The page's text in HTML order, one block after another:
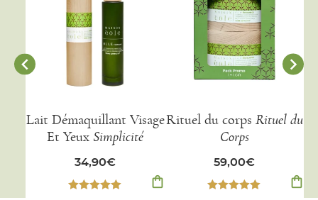
Lait Démaquillant Visage
Et Yeux Simplicité
34,90€
shopping_bag
Rituel du corps Rituel du
Corps
59,00€
shopping_bag